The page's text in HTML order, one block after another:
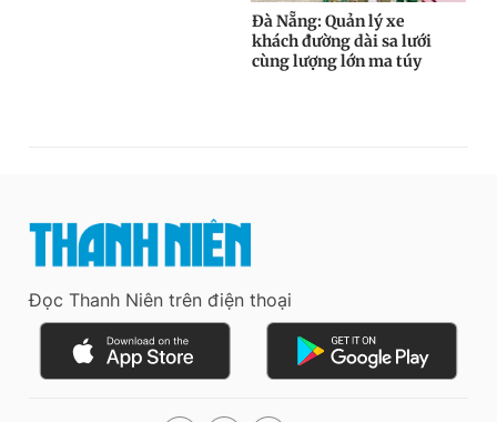
Đọc Thanh Niên trên điện thoại